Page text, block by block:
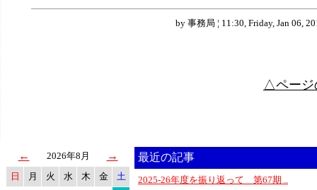
by 事務局 ¦ 11:30, Friday, Jan 06,
△ページ
← 2026年8月 →
日 月 火 水 木 金
土
最近の記事
2025-26年度を振り返って 第67期 ..